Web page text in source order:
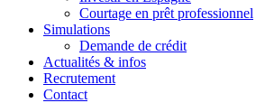
Courtage en prêt professionnel
Simulations
Demande de crédit
Actualités & infos
Recrutement
Contact